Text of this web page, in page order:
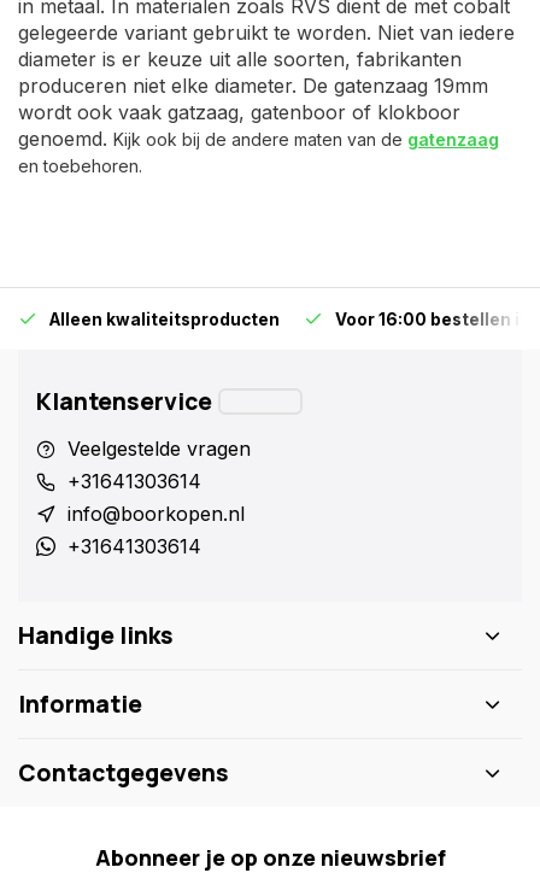
in metaal. In materialen zoals RVS dient de met cobalt
gelegeerde variant gebruikt te worden. Niet van iedere
diameter is er keuze uit alle soorten, fabrikanten
produceren niet elke diameter. De gatenzaag 19mm
wordt ook vaak gatzaag, gatenboor of klokboor
genoemd. Kijk ook bij de andere maten van de gatenzaag
en toebehoren.
Alleen kwaliteitsproducten Voor 16:00 bestellen is
Klantenservice
Veelgestelde vragen
+31641303614
info@boorkopen.nl
+31641303614
Handige links
Informatie
Contactgegevens
Abonneer je op onze nieuwsbrief